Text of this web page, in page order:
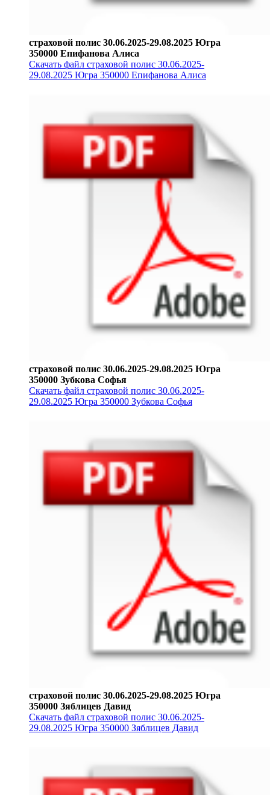
страховой полис 30.06.2025-29.08.2025 Югра
350000 Епифанова Алиса
Скачать файл страховой полис 30.06.2025-
29.08.2025 Югра 350000 Епифанова Алиса
страховой полис 30.06.2025-29.08.2025 Югра
350000 Зубкова Софья
Скачать файл страховой полис 30.06.2025-
29.08.2025 Югра 350000 Зубкова Софья
страховой полис 30.06.2025-29.08.2025 Югра
350000 Зяблицев Давид
Скачать файл страховой полис 30.06.2025-
29.08.2025 Югра 350000 Зяблицев Давид